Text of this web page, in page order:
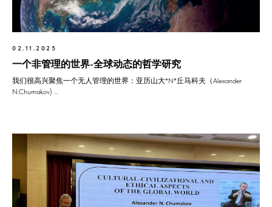
02.11.2025
一个非管理的世界-全球动态的哲学研究
我们很高兴聚焦一个无人管理的世界：亚历山大*N*丘马科夫（Alexander
N.Chumakov) ...